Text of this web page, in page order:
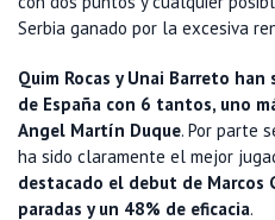
Serbia ganado por la excesiva
Quim Rocas y Unai Barreto
de España con 6 tantos, uno
Angel Martín Duque. Por parte
ha sido claramente el mejor
destacado el debut de Marcos
paradas y un 48% de eficacia.